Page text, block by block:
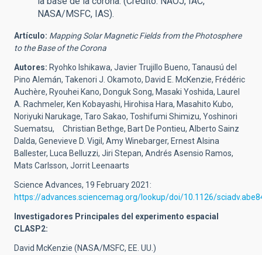
NASA/MSFC, IAS).
Artículo: Mapping Solar Magnetic Fields from the Photosphere
to the Base of the Corona
Autores: Ryohko Ishikawa, Javier Trujillo Bueno, Tanausú del
Pino Alemán, Takenori J. Okamoto, David E. McKenzie, Frédéric
Auchère, Ryouhei Kano, Donguk Song, Masaki Yoshida, Laurel
A. Rachmeler, Ken Kobayashi, Hirohisa Hara, Masahito Kubo,
Noriyuki Narukage, Taro Sakao, Toshifumi Shimizu, Yoshinori
Suematsu, Christian Bethge, Bart De Pontieu, Alberto Sainz
Dalda, Genevieve D. Vigil, Amy Winebarger, Ernest Alsina
Ballester, Luca Belluzzi, Jiri Stepan, Andrés Asensio Ramos,
Mats Carlsson, Jorrit Leenaarts
Science Advances, 19 February 2021:
https://advances.sciencemag.org/lookup/doi/10.1126/
Investigadores Principales del experimento espacial
CLASP2:
David McKenzie (NASA/MSFC, EE. UU.)